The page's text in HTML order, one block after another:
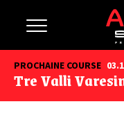
PROCHAINE COURSE
Tre Valli